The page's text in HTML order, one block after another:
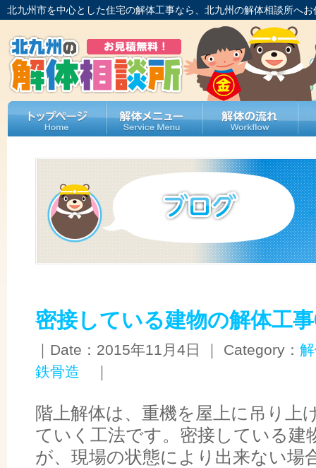
北九州市を中心とした住宅の解体工事なら、北九州の解体相談所へ
密接している建物の解体工
｜Date：2015年11月4日 ｜ Category：
鉄骨造 ｜
階上解体は、重機を屋上に吊り上
ていく工法です。密接している建
が、現場の状態により出来ない場